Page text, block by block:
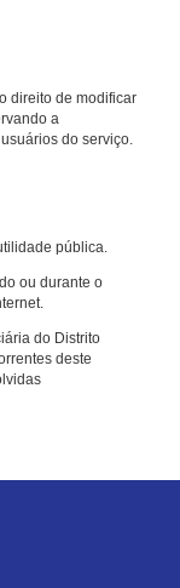
direito de modificar
a
do serviço.
pública.
ou durante o
do Distrito
deste